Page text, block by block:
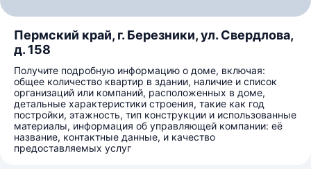
Пермский край, г. Березники, ул. Свердлова,
д. 158
Получите подробную информацию о доме, включая:
общее количество квартир в здании, наличие и список
организаций или компаний, расположенных в доме,
детальные характеристики строения, такие как год
постройки, этажность, тип конструкции и использованные
материалы, информация об управляющей компании: её
название, контактные данные, и качество
предоставляемых услуг